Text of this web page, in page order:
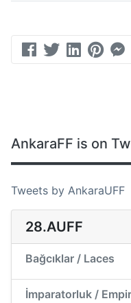
AnkaraFF is on
Tweets by AnkaraUFF
28.AUFF
Bağcıklar / Laces
İmparatorluk /